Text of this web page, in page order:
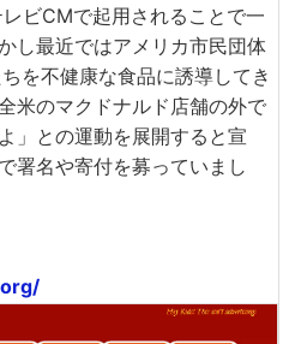
ビCMで起用されることで一
し最近ではアメリカ市民団体
を不健康な食品に誘導してき
米のマクドナルド店舗の外で
」との運動を展開すると宣
署名や寄付を募っていまし